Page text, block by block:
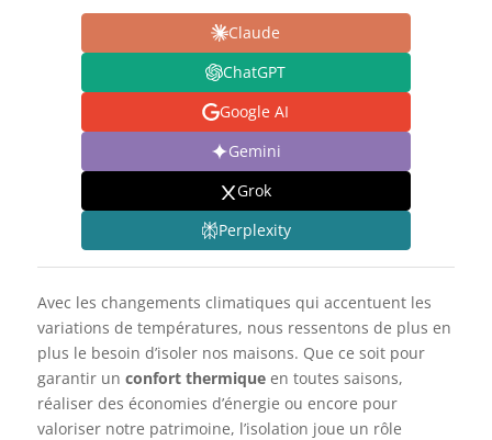
Claude
ChatGPT
Google AI
Gemini
Grok
Perplexity
Avec les changements climatiques qui accentuent les
variations de températures, nous ressentons de plus en
plus le besoin d’isoler nos maisons. Que ce soit pour
garantir un confort thermiqueen toutes saisons,
réaliser des économies d’énergie ou encore pour
valoriser notre patrimoine, l’isolation joue un rôle